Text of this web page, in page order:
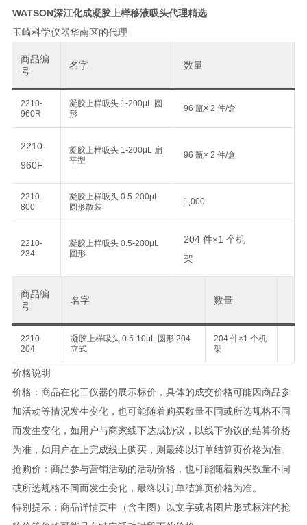
WATSON深江化成凝胶上样移液吸头代理精选
玉崎科学仪器华南区的代理
商品编
号
名字 数量
2210-
960R
凝胶上样吸头 1-200μL 圆
形
96 瓶× 2 件/盒
2210-
960F
凝胶上样吸头 1-200μL 扁
平型
96 瓶× 2 件/盒
2210-
800
凝胶上样吸头 0.5-200μL
圆形散装
1,000
2210-
234
凝胶上样吸头 0.5-200μL
圆形
204 件×1 个机
架
商品编
号
名字 数量
2210-
204
凝胶上样吸头 0.5-10μL 圆形 204
立式
204 件×1 个机
架
价格说明
价格：商品在化工仪器的展示标价，具体的成交价格可能因商品参
加活动等情况发生变化，也可能随着购买数量不同或所选规格不同
而发生变化，如用户与商家线下达成协议，以线下协议的结算价格
为准，如用户在上完成线上购买，则最终以订单结算页价格为准。
抢购价：商品参与营销活动的活动价格，也可能随着购买数量不同
或所选规格不同而发生变化，最终以订单结算页价格为准。
特别提示：商品详情页中（含主图）以文字或者图片形式标注的抢